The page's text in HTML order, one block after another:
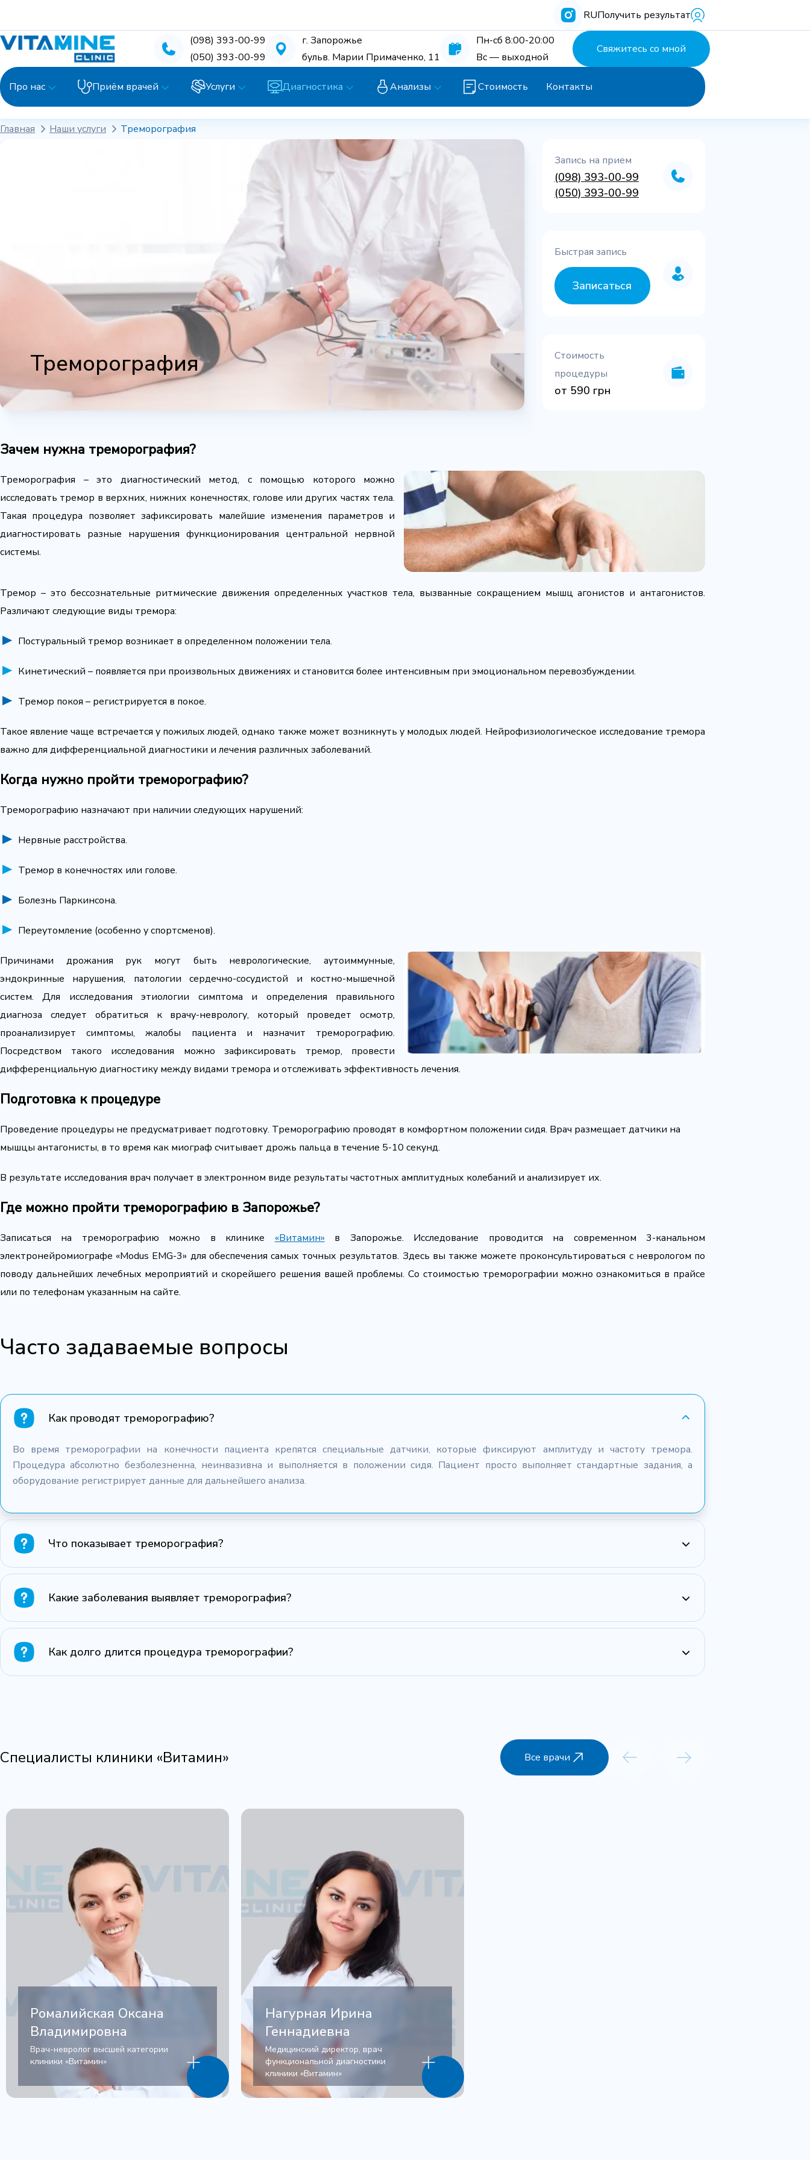
RUПолучить результат
(098) 393-00-99
(050) 393-00-99
г. Запорожье
бульв. Марии Примаченко, 11
Пн-сб 8:00-20:00
Вс — выходной
Свяжитесь со мной
Про нас Приём врачей Услуги Диагностика Анализы Стоимость Контакты
Главная Наши услуги Треморография
Треморография
Запись на прием
(098) 393-00-99
(050) 393-00-99
Быстрая запись
Записаться
Стоимость
процедуры
от 590 грн
Зачем нужна треморография?
Треморография – это диагностический метод, с помощью которого можно
исследовать тремор в верхних, нижних конечностях, голове или других частях тела.
Такая процедура позволяет зафиксировать малейшие изменения параметров и
диагностировать разные нарушения функционирования центральной нервной
системы.
Тремор – это бессознательные ритмические движения определенных участков тела, вызванные сокращением мышц агонистов и антагонистов.
Различают следующие виды тремора:
Постуральный тремор возникает в определенном положении тела.
Кинетический – появляется при произвольных движениях и становится более интенсивным при эмоциональном перевозбуждении.
Тремор покоя – регистрируется в покое.
Такое явление чаще встречается у пожилых людей, однако также может возникнуть у молодых людей. Нейрофизиологическое исследование тремора
важно для дифференциальной диагностики и лечения различных заболеваний.
Когда нужно пройти треморографию?
Треморографию назначают при наличии следующих нарушений:
Нервные расстройства.
Тремор в конечностях или голове.
Болезнь Паркинсона.
Переутомление (особенно у спортсменов).
Причинами дрожания рук могут быть неврологические, аутоиммунные,
эндокринные нарушения, патологии сердечно-сосудистой и костно-мышечной
систем. Для исследования этиологии симптома и определения правильного
диагноза следует обратиться к врачу-неврологу, который проведет осмотр,
проанализирует симптомы, жалобы пациента и назначит треморографию.
Посредством такого исследования можно зафиксировать тремор, провести
дифференциальную диагностику между видами тремора и отслеживать эффективность лечения.
Подготовка к процедуре
Проведение процедуры не предусматривает подготовку. Треморографию проводят в комфортном положении сидя. Врач размещает датчики на
мышцы антагонисты, в то время как миограф считывает дрожь пальца в течение 5-10 секунд.
В результате исследования врач получает в электронном виде результаты частотных амплитудных колебаний и анализирует их.
Где можно пройти треморографию в Запорожье?
Записаться на треморографию можно в клинике «Витамин» в Запорожье. Исследование проводится на современном 3-канальном
электронейромиографе «Modus EMG-3» для обеспечения самых точных результатов. Здесь вы также можете проконсультироваться с неврологом по
поводу дальнейших лечебных мероприятий и скорейшего решения вашей проблемы. Со стоимостью треморографии можно ознакомиться в прайсе
или по телефонам указанным на сайте.
Часто задаваемые вопросы
Как проводят треморографию?
Во время треморографии на конечности пациента крепятся специальные датчики, которые фиксируют амплитуду и частоту тремора.
Процедура абсолютно безболезненна, неинвазивна и выполняется в положении сидя. Пациент просто выполняет стандартные задания, а
оборудование регистрирует данные для дальнейшего анализа.
Что показывает треморография?
Какие заболевания выявляет треморография?
Как долго длится процедура треморографии?
Специалисты клиники «Витамин» Все врачи
Ромалийская Оксана
Владимировна
Врач-невролог высшей категории
клиники «Витамин»
Нагурная Ирина
Геннадиевна
Медицинский директор, врач
функциональной диагностики
клиники «Витамин»